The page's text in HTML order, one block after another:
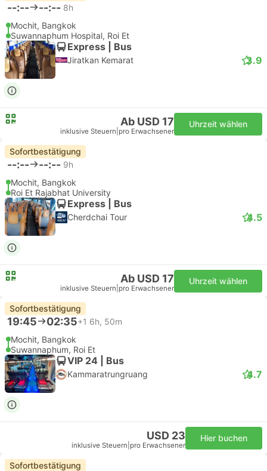
--:-- --:-- 8h
Mochit, Bangkok
Suwannaphum Hospital, Roi Et
Express | Bus
Jiratkan Kemarat 3.9
Ab USD 17
inklusive Steuern pro Erwachsener
Uhrzeit wählen
Sofortbestätigung
--:-- --:-- 9h
Mochit, Bangkok
Roi Et Rajabhat University
Express | Bus
Cherdchai Tour 4.5
Ab USD 17
inklusive Steuern pro Erwachsener
Uhrzeit wählen
Sofortbestätigung
19:45 02:35+1 6h, 50m
Mochit, Bangkok
Suwannaphum, Roi Et
VIP 24 | Bus
Kammaratrungruang 4.7
USD 23
inklusive Steuern pro Erwachsener
Hier buchen
Sofortbestätigung